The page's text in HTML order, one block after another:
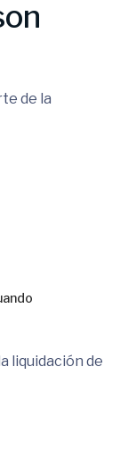
de la
liquidación de